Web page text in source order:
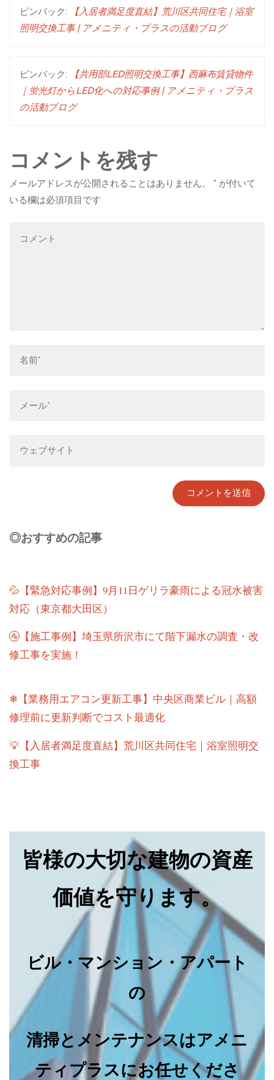
ピンバック:
【入居者満足度直結】荒川区共同住宅｜浴室
照明交換工事 | アメニティ・プラスの活動ブログ
ピンバック:
【共用部LED照明交換工事】西麻布賃貸物件
｜蛍光灯からLED化への対応事例 | アメニティ・プラス
の活動ブログ
コメントを残す
メールアドレスが公開されることはありません。 * が付いて
いる欄は必須項目です
◎おすすめの記事
💦【緊急対応事例】9月11日ゲリラ豪雨による冠水被害
対応（東京都大田区）
🚰【施工事例】埼玉県所沢市にて階下漏水の調査・改
修工事を実施！
❄【業務用エアコン更新工事】中央区商業ビル｜高額
修理前に更新判断でコスト最適化
💡【入居者満足度直結】荒川区共同住宅｜浴室照明交
換工事
皆様の大切な建物の資産
価値を守ります。
ビル・マンション・アパート
の
清掃とメンテナンスはアメニ
ティプラスにお任せくださ